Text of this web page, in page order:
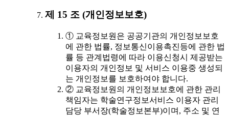
제 15 조 (개인정보보호)
① 교육정보원은 공공기관의 개인정보보호
에 관한 법률, 정보통신이용촉진등에 관한 법
률 등 관계법령에 따라 이용신청시 제공받는
이용자의 개인정보 및 서비스 이용중 생성되
는 개인정보를 보호하여야 합니다.
② 교육정보원의 개인정보보호에 관한 관리
책임자는 학술연구정보서비스 이용자 관리
담당 부서장(학술정보본부)이며, 주소 및 연